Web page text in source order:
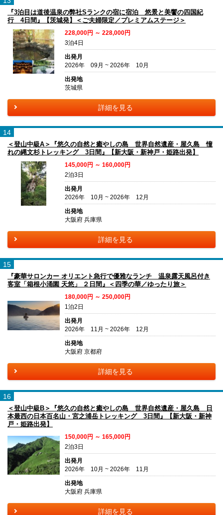
『3泊目は道後温泉の弊社Sランクの宿に宿泊 悠景と美饗の四国紀
行 4日間』【茨城発】＜ご夫婦限定／プレミアムステージ＞
228,000円 ～ 228,000円
3泊4日
出発月
2026年 09月 ~ 2026年 10月
出発地
茨城県
詳細を見る
14
＜登山中級A＞『悠久の自然と癒やしの島 世界自然遺産・屋久島 憧
れの縄文杉トレッキング 3日間』【新大阪・新神戸・姫路出発】
145,000円 ～ 160,000円
2泊3日
出発月
2026年 10月 ~ 2026年 12月
出発地
大阪府 兵庫県
詳細を見る
15
『豪華サロンカー オリエント急行で優雅なランチ 温泉露天風呂付き
客室「箱根小涌園 天悠」 ２日間』＜四季の華／ゆったり旅＞
180,000円 ～ 250,000円
1泊2日
出発月
2026年 11月 ~ 2026年 12月
出発地
大阪府 京都府
詳細を見る
16
＜登山中級B＞『悠久の自然と癒やしの島 世界自然遺産・屋久島 日
本最西の日本百名山・宮之浦岳トレッキング 3日間』【新大阪・新神
戸・姫路出発】
150,000円 ～ 165,000円
2泊3日
出発月
2026年 10月 ~ 2026年 11月
出発地
大阪府 兵庫県
詳細を見る